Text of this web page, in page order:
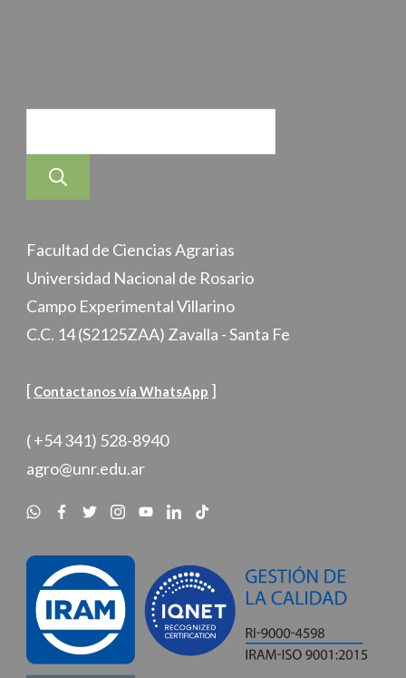
Facultad de Ciencias Agrarias
Universidad Nacional de Rosario
Campo Experimental Villarino
C.C. 14 (S2125ZAA) Zavalla - Santa Fe
[ Contactanos vía WhatsApp ]
( +54 341) 528-8940
agro@unr.edu.ar